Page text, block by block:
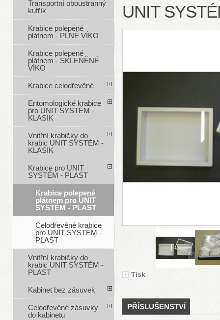
UNIT
Tisk
PŘÍSLUŠENSTVÍ
Transportní oboustranný
kufřík
Krabice polepené
plátnem - PLNÉ VÍKO
Krabice polepené
plátnem - SKLENĚNÉ
VÍKO
Krabice celodřevěné
Entomologické krabice
pro UNIT SYSTÉM -
KLASIK
Vnitřní krabičky do
krabic UNIT SYSTÉM -
KLASIK
Krabice pro UNIT
SYSTÉM - PLAST
Krabice polepené
plátnem pro UNIT
SYSTÉM - PLAST
Celodřevěné krabice
pro UNIT SYSTÉM -
PLAST
Vnitřní krabičky do
krabic UNIT SYSTÉM -
PLAST
Kabinet bez zásuvek
Celodřevěné zásuvky
do kabinetu